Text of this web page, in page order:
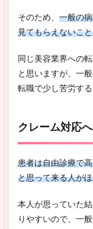
そのため、 一般の
見てもらえないこ
同じ美容業界への
と思いますが、一
転職で少し苦労する
クレーム対応
患者は自由診療で
と思って来る人が
本人が思っていた
りやすいので、一